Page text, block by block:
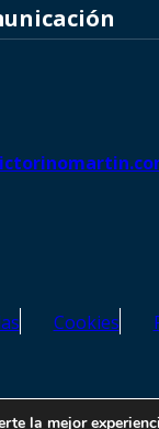
Cookies
– Todos los
la mejor